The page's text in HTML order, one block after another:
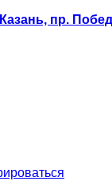
Казань, пр.